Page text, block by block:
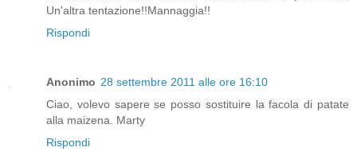
Un'altra tentazione!!Mannaggia!!
Rispondi
Anonimo 28 settembre 2011 alle ore 16:10
Ciao, volevo sapere se posso sostituire la facola di patate
alla maizena. Marty
Rispondi